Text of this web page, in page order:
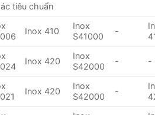
tiêu chuẩn
Inox 410
Inox
S41000
-
Inox 420
Inox
S42000
- -
Inox 420
Inox
S42000
-